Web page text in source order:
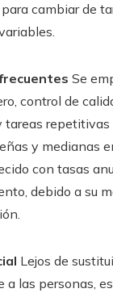
cambiar de
Se
control de
tareas repetitivas
y medianas
con tasas
debido a su
Lejos de
a las personas,